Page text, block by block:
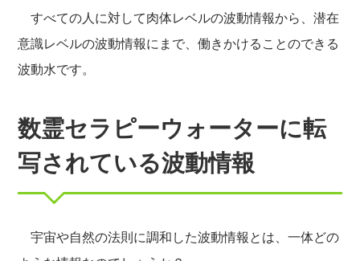
すべての人に対して肉体レベルの波動情報から、潜在
意識レベルの波動情報にまで、働きかけることのできる
波動水です。
数霊セラピーウォーターに転
写されている波動情報
宇宙や自然の法則に調和した波動情報とは、一体どの